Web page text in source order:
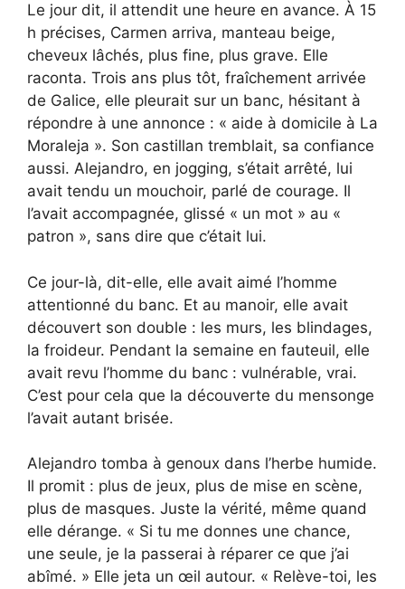
Le jour dit, il attendit une heure en avance. À 15
h précises, Carmen arriva, manteau beige,
cheveux lâchés, plus fine, plus grave. Elle
raconta. Trois ans plus tôt, fraîchement arrivée
de Galice, elle pleurait sur un banc, hésitant à
répondre à une annonce : « aide à domicile à La
Moraleja ». Son castillan tremblait, sa confiance
aussi. Alejandro, en jogging, s’était arrêté, lui
avait tendu un mouchoir, parlé de courage. Il
l’avait accompagnée, glissé « un mot » au «
patron », sans dire que c’était lui.
Ce jour-là, dit-elle, elle avait aimé l’homme
attentionné du banc. Et au manoir, elle avait
découvert son double : les murs, les blindages,
la froideur. Pendant la semaine en fauteuil, elle
avait revu l’homme du banc : vulnérable, vrai.
C’est pour cela que la découverte du mensonge
l’avait autant brisée.
Alejandro tomba à genoux dans l’herbe humide.
Il promit : plus de jeux, plus de mise en scène,
plus de masques. Juste la vérité, même quand
elle dérange. « Si tu me donnes une chance,
une seule, je la passerai à réparer ce que j’ai
abîmé. » Elle jeta un œil autour. « Relève-toi, les